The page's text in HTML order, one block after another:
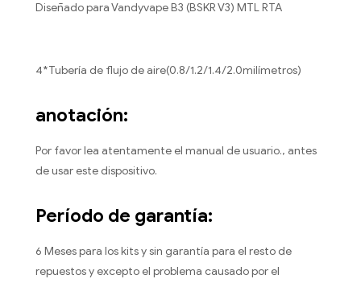
Diseñado para Vandyvape B3 (BSKR V3) MTL RTA
4*Tubería de flujo de aire(0.8/1.2/1.4/2.0milímetros)
anotación:
Por favor lea atentamente el manual de usuario., antes
de usar este dispositivo.
Período de garantía:
6 Meses para los kits y sin garantía para el resto de
repuestos y excepto el problema causado por el